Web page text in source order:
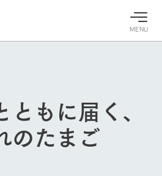
MENU
ている情報
イベン
もに届く、
のたまご